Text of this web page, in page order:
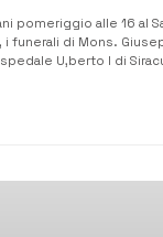
pomeriggio alle 16 al
i funerali di Mons.
U,berto I di
raggiunti limiti di età